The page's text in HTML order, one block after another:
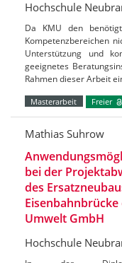
Hochschule
Da KMU den
Kompetenzbereichen
Unterstützung und
geeignetes
Rahmen dieser Arbeit
Masterarbeit Freier
Mathias Suhrow
bei der
des
Umwelt GmbH
Hochschule